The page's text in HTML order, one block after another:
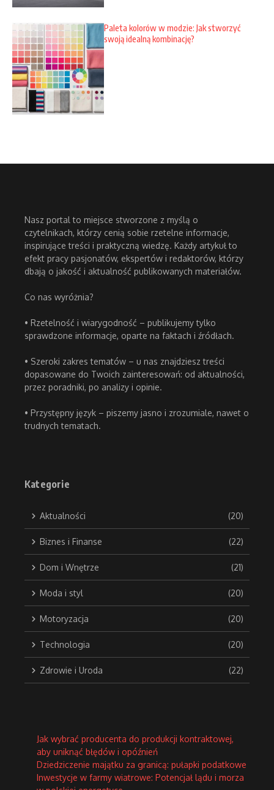
Paleta kolorów w modzie: Jak stworzyć
swoją idealną kombinację?
Nasz portal to miejsce stworzone z myślą o
czytelnikach, którzy cenią sobie rzetelne informacje,
inspirujące treści i praktyczną wiedzę. Każdy artykuł to
efekt pracy pasjonatów, ekspertów i redaktorów, którzy
dbają o jakość i aktualność publikowanych materiałów.
Co nas wyróżnia?
• Rzetelność i wiarygodność – publikujemy tylko
sprawdzone informacje, oparte na faktach i źródłach.
• Szeroki zakres tematów – u nas znajdziesz treści
dopasowane do Twoich zainteresowań: od aktualności,
przez poradniki, po analizy i opinie.
• Przystępny język – piszemy jasno i zrozumiale, nawet o
trudnych tematach.
Kategorie
Aktualności (20)
Biznes i Finanse (22)
Dom i Wnętrze (21)
Moda i styl (20)
Motoryzacja (20)
Technologia (20)
Zdrowie i Uroda (22)
Jak wybrać producenta do produkcji kontraktowej,
aby uniknąć błędów i opóźnień
Dziedziczenie majątku za granicą: pułapki podatkowe
Inwestycje w farmy wiatrowe: Potencjał lądu i morza